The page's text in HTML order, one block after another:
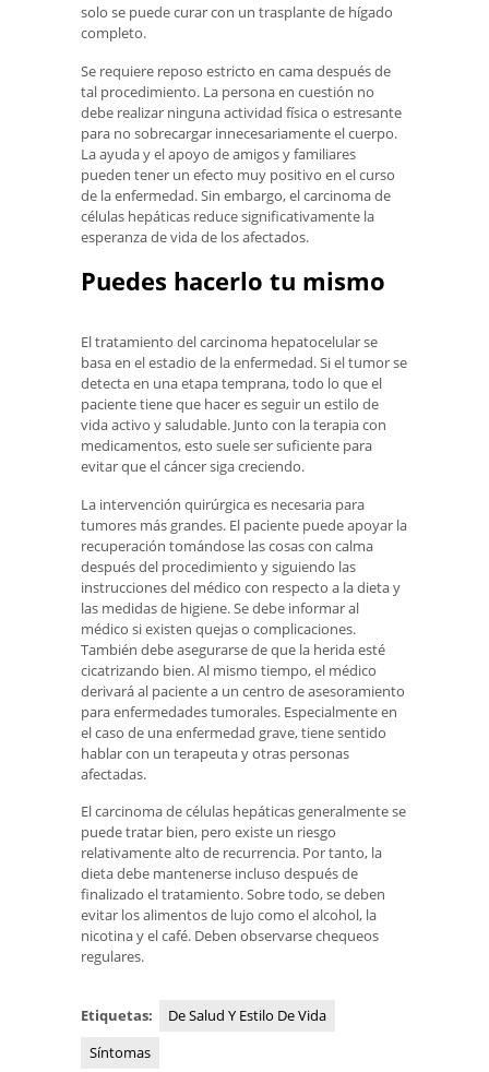
solo se puede curar con un trasplante de hígado
completo.
Se requiere reposo estricto en cama después de
tal procedimiento. La persona en cuestión no
debe realizar ninguna actividad física o estresante
para no sobrecargar innecesariamente el cuerpo.
La ayuda y el apoyo de amigos y familiares
pueden tener un efecto muy positivo en el curso
de la enfermedad. Sin embargo, el carcinoma de
células hepáticas reduce significativamente la
esperanza de vida de los afectados.
Puedes hacerlo tu mismo
El tratamiento del carcinoma hepatocelular se
basa en el estadio de la enfermedad. Si el tumor se
detecta en una etapa temprana, todo lo que el
paciente tiene que hacer es seguir un estilo de
vida activo y saludable. Junto con la terapia con
medicamentos, esto suele ser suficiente para
evitar que el cáncer siga creciendo.
La intervención quirúrgica es necesaria para
tumores más grandes. El paciente puede apoyar la
recuperación tomándose las cosas con calma
después del procedimiento y siguiendo las
instrucciones del médico con respecto a la dieta y
las medidas de higiene. Se debe informar al
médico si existen quejas o complicaciones.
También debe asegurarse de que la herida esté
cicatrizando bien. Al mismo tiempo, el médico
derivará al paciente a un centro de asesoramiento
para enfermedades tumorales. Especialmente en
el caso de una enfermedad grave, tiene sentido
hablar con un terapeuta y otras personas
afectadas.
El carcinoma de células hepáticas generalmente se
puede tratar bien, pero existe un riesgo
relativamente alto de recurrencia. Por tanto, la
dieta debe mantenerse incluso después de
finalizado el tratamiento. Sobre todo, se deben
evitar los alimentos de lujo como el alcohol, la
nicotina y el café. Deben observarse chequeos
regulares.
Etiquetas:
De Salud Y Estilo De Vida
Síntomas